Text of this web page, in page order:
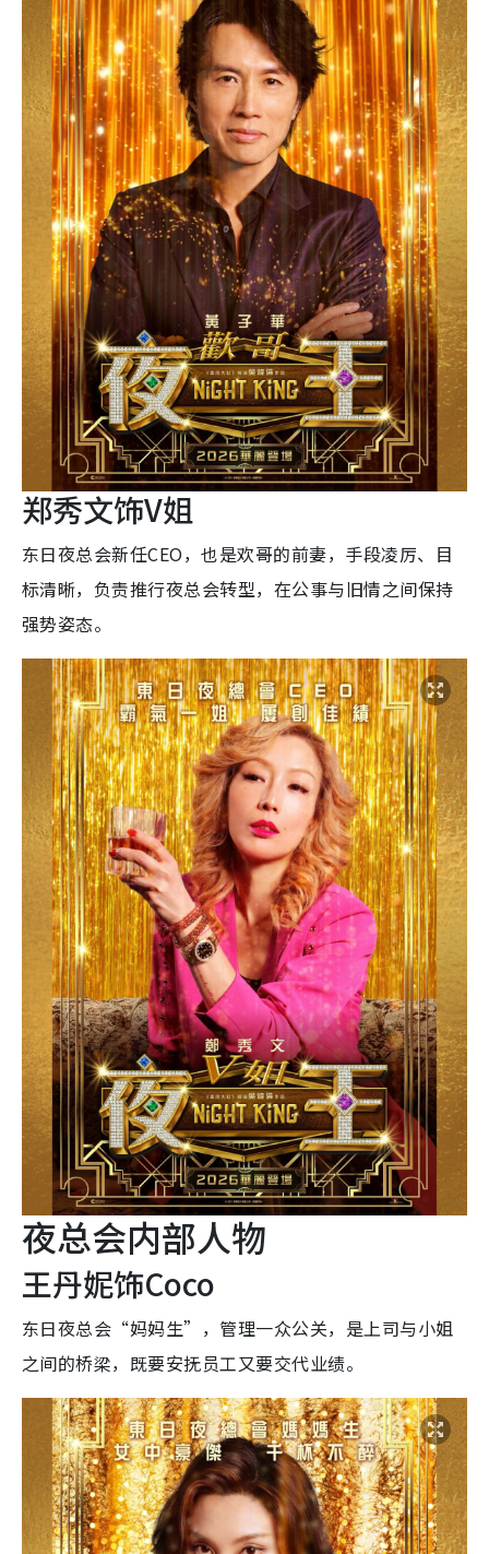
郑秀文饰V姐
东日夜总会新任CEO，也是欢哥的前妻，手段凌厉、目
标清晰，负责推行夜总会转型，在公事与旧情之间保持
强势姿态。
夜总会内部人物
王丹妮饰Coco
东日夜总会“妈妈生”，管理一众公关，是上司与小姐
之间的桥梁，既要安抚员工又要交代业绩。